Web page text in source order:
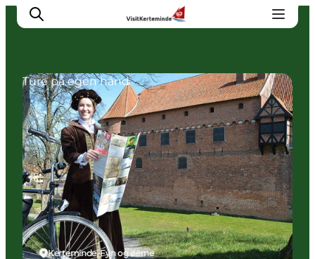
Oplevelser
Aktiviteter
Spis godt
Sov godt
Planlæg din ferie
Det sker
Sommerbus
Kerteminde, Fyn og øerne
Ture på egen hånd